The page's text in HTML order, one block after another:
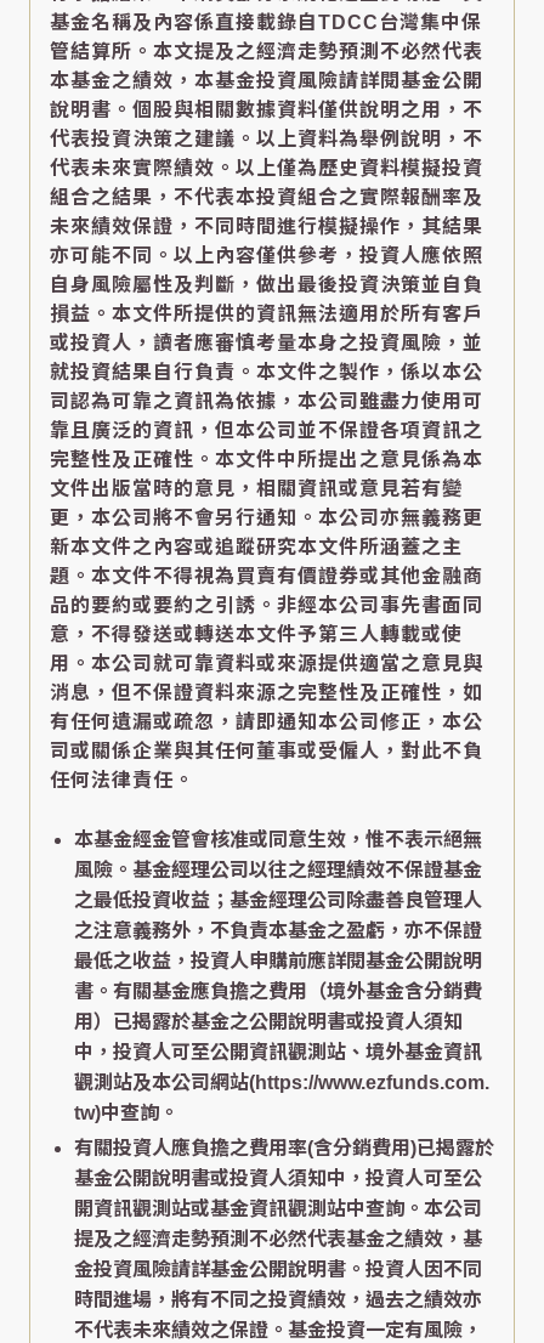
基金名稱及內容係直接載錄自TDCC台灣集中保
管結算所。本文提及之經濟走勢預測不必然代表
本基金之績效，本基金投資風險請詳閱基金公開
說明書。個股與相關數據資料僅供說明之用，不
代表投資決策之建議。以上資料為舉例說明，不
代表未來實際績效。以上僅為歷史資料模擬投資
組合之結果，不代表本投資組合之實際報酬率及
未來績效保證，不同時間進行模擬操作，其結果
亦可能不同。以上內容僅供參考，投資人應依照
自身風險屬性及判斷，做出最後投資決策並自負
損益。本文件所提供的資訊無法適用於所有客戶
或投資人，讀者應審慎考量本身之投資風險，並
就投資結果自行負責。本文件之製作，係以本公
司認為可靠之資訊為依據，本公司雖盡力使用可
靠且廣泛的資訊，但本公司並不保證各項資訊之
完整性及正確性。本文件中所提出之意見係為本
文件出版當時的意見，相關資訊或意見若有變
更，本公司將不會另行通知。本公司亦無義務更
新本文件之內容或追蹤研究本文件所涵蓋之主
題。本文件不得視為買賣有價證券或其他金融商
品的要約或要約之引誘。非經本公司事先書面同
意，不得發送或轉送本文件予第三人轉載或使
用。本公司就可靠資料或來源提供適當之意見與
消息，但不保證資料來源之完整性及正確性，如
有任何遺漏或疏忽，請即通知本公司修正，本公
司或關係企業與其任何董事或受僱人，對此不負
任何法律責任。
本基金經金管會核准或同意生效，惟不表示絕無
風險。基金經理公司以往之經理績效不保證基金
之最低投資收益；基金經理公司除盡善良管理人
之注意義務外，不負責本基金之盈虧，亦不保證
最低之收益，投資人申購前應詳閱基金公開說明
書。有關基金應負擔之費用（境外基金含分銷費
用）已揭露於基金之公開說明書或投資人須知
中，投資人可至公開資訊觀測站、境外基金資訊
觀測站及本公司網站(https://www.ezfunds.com.
tw)中查詢。
有關投資人應負擔之費用率(含分銷費用)已揭露於
基金公開說明書或投資人須知中，投資人可至公
開資訊觀測站或基金資訊觀測站中查詢。本公司
提及之經濟走勢預測不必然代表基金之績效，基
金投資風險請詳基金公開說明書。投資人因不同
時間進場，將有不同之投資績效，過去之績效亦
不代表未來績效之保證。基金投資一定有風險，